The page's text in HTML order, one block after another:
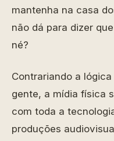
mantenha na casa
não dá para dizer
né?
Contrariando a
gente, a mídia física
com toda a
produções